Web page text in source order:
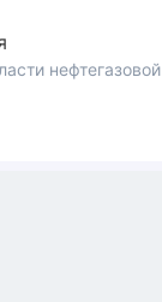
нефтегазовой